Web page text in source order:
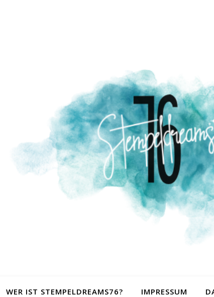
WER IST STEMPELDREAMS76? IMPRESSUM